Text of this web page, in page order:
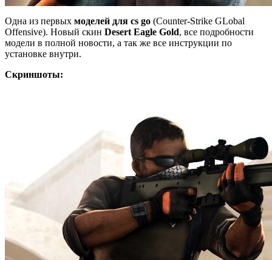
Одна из первых моделей для cs go (Counter-Strike GLobal
Offensive). Новый скин Desert Eagle Gold, все подробности
модели в полной новости, а так же все инструкции по
установке внутри.
Скриншоты: